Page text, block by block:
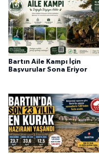
Bartın Aile Kampı İçin
Başvurular Sona Eriyor